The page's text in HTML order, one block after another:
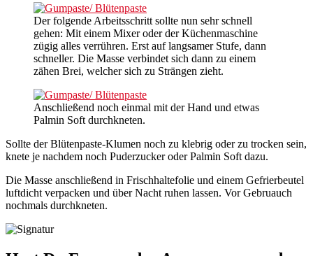
Der folgende Arbeitsschritt sollte nun sehr schnell
gehen: Mit einem Mixer oder der Küchenmaschine
zügig alles verrühren. Erst auf langsamer Stufe, dann
schneller. Die Masse verbindet sich dann zu einem
zähen Brei, welcher sich zu Strängen zieht.
Anschließend noch einmal mit der Hand und etwas
Palmin Soft durchkneten.
Sollte der Blütenpaste-Klumen noch zu klebrig oder zu trocken sein,
knete je nachdem noch Puderzucker oder Palmin Soft dazu.
Die Masse anschließend in Frischhaltefolie und einem Gefrierbeutel
luftdicht verpacken und über Nacht ruhen lassen. Vor Gebruauch
nochmals durchkneten.